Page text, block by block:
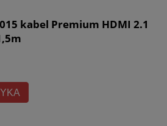
kabel Premium HDMI 2.1